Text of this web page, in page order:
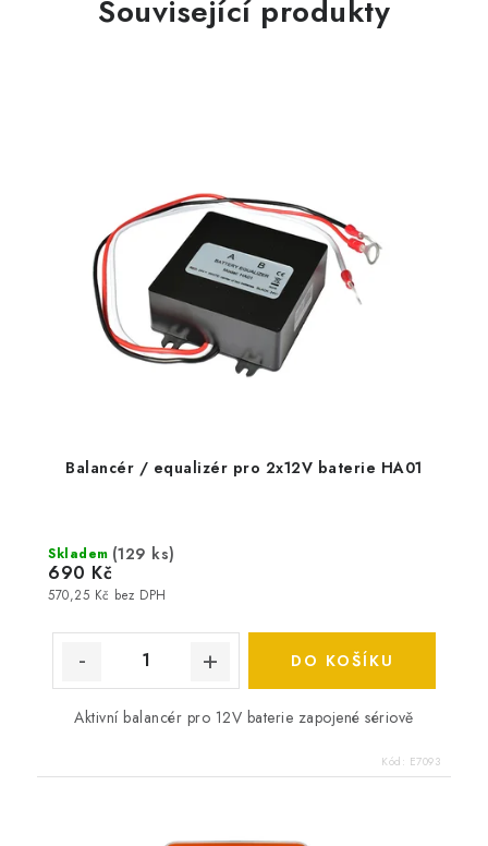
Související produkty
Balancér / equalizér pro 2x12V baterie HA01
Skladem (129 ks)
570,25 Kč bez DPH
690 Kč
DO KOŠÍKU
Aktivní balancér pro 12V baterie zapojené sériově
Kód: E7093